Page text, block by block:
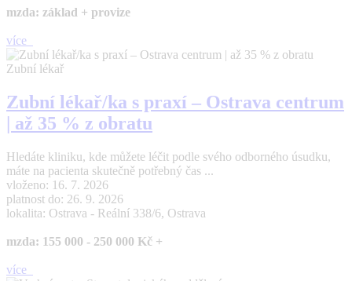
mzda: základ + provize
více
Zubní lékař
Zubní lékař/ka s praxí – Ostrava centrum
| až 35 % z obratu
Hledáte kliniku, kde můžete léčit podle svého odborného úsudku,
máte na pacienta skutečně potřebný čas ...
vloženo: 16. 7. 2026
platnost do: 26. 9. 2026
lokalita: Ostrava - Reální 338/6, Ostrava
mzda: 155 000 - 250 000 Kč +
více